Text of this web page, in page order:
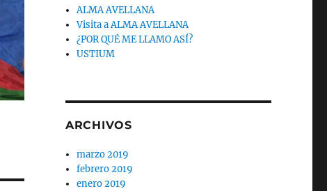
ALMA AVELLANA
Visita a ALMA AVELLANA
¿POR QUÉ ME LLAMO ASÍ?
USTIUM
ARCHIVOS
marzo 2019
febrero 2019
enero 2019